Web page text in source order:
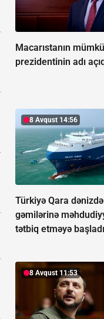
Macarıstanın
prezidentinin adı
8 Avqust 14:56
Türkiyə Qara
gəmilərinə
tətbiq etməyə başladı
8 Avqust 11:53